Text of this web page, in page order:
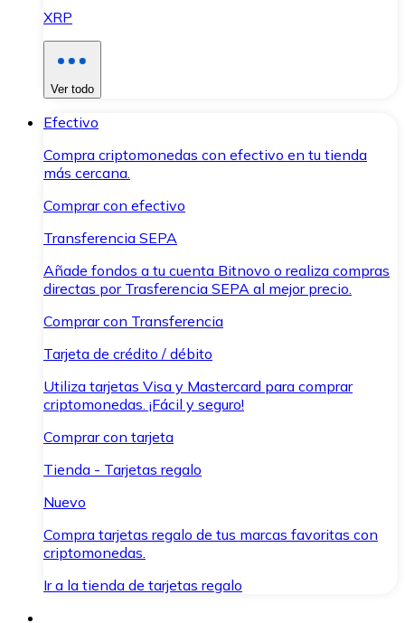
XRP
Ver todo
Efectivo
Compra criptomonedas con efectivo en tu tienda
más cercana.
Comprar con efectivo
Transferencia SEPA
Añade fondos a tu cuenta Bitnovo o realiza compras
directas por Trasferencia SEPA al mejor precio.
Comprar con Transferencia
Tarjeta de crédito / débito
Utiliza tarjetas Visa y Mastercard para comprar
criptomonedas. ¡Fácil y seguro!
Comprar con tarjeta
Tienda - Tarjetas regalo
Nuevo
Compra tarjetas regalo de tus marcas favoritas con
criptomonedas.
Ir a la tienda de tarjetas regalo